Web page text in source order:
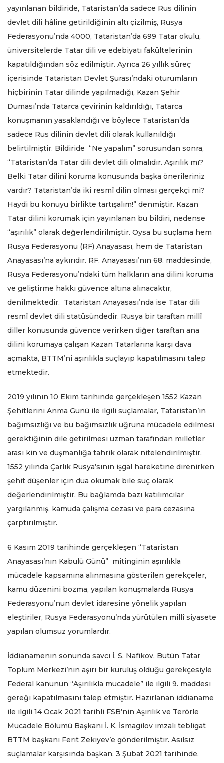
yayınlanan bildiride, Tataristan’da sadece Rus dilinin
devlet dili hâline getirildiğinin altı çizilmiş, Rusya
Federasyonu’nda 4000, Tataristan’da 699 Tatar okulu,
üniversitelerde Tatar dili ve edebiyatı fakültelerinin
kapatıldığından söz edilmiştir. Ayrıca 26 yıllık süreç
içerisinde Tataristan Devlet Şurası’ndaki oturumların
hiçbirinin Tatar dilinde yapılmadığı, Kazan Şehir
Duması’nda Tatarca çevirinin kaldırıldığı, Tatarca
konuşmanın yasaklandığı ve böylece Tataristan’da
sadece Rus dilinin devlet dili olarak kullanıldığı
belirtilmiştir. Bildiride “Ne yapalım” sorusundan sonra,
“Tataristan’da Tatar dili devlet dili olmalıdır. Aşırılık mı?
Belki Tatar dilini koruma konusunda başka önerileriniz
vardır? Tataristan’da iki resmî dilin olması gerçekçi mi?
Haydi bu konuyu birlikte tartışalım!” denmiştir. Kazan
Tatar dilini korumak için yayınlanan bu bildiri, nedense
“aşırılık” olarak değerlendirilmiştir. Oysa bu suçlama hem
Rusya Federasyonu (RF) Anayasası, hem de Tataristan
Anayasası’na aykırıdır. RF. Anayasası’nın 68. maddesinde,
Rusya Federasyonu’ndaki tüm halkların ana dilini koruma
ve geliştirme hakkı güvence altına alınacaktır,
denilmektedir. Tataristan Anayasası’nda ise Tatar dili
resmî devlet dili statüsündedir. Rusya bir taraftan millî
diller konusunda güvence verirken diğer taraftan ana
dilini korumaya çalışan Kazan Tatarlarına karşı dava
açmakta, BTTM’ni aşırılıkla suçlayıp kapatılmasını talep
etmektedir.
2019 yılının 10 Ekim tarihinde gerçekleşen 1552 Kazan
Şehitlerini Anma Günü ile ilgili suçlamalar, Tataristan’ın
bağımsızlığı ve bu bağımsızlık uğruna mücadele edilmesi
gerektiğinin dile getirilmesi uzman tarafından milletler
arası kin ve düşmanlığa tahrik olarak nitelendirilmiştir.
1552 yılında Çarlık Rusya’sının işgal hareketine direnirken
şehit düşenler için dua okumak bile suç olarak
değerlendirilmiştir. Bu bağlamda bazı katılımcılar
yargılanmış, kamuda çalışma cezası ve para cezasına
çarptırılmıştır.
6 Kasım 2019 tarihinde gerçekleşen “Tataristan
Anayasası’nın Kabulü Günü” mitinginin aşırılıkla
mücadele kapsamına alınmasına gösterilen gerekçeler,
kamu düzenini bozma, yapılan konuşmalarda Rusya
Federasyonu’nun devlet idaresine yönelik yapılan
eleştiriler, Rusya Federasyonu’nda yürütülen millî siyasete
yapılan olumsuz yorumlardır.
İddianamenin sonunda savcı İ. S. Nafikov, Bütün Tatar
Toplum Merkezi’nin aşırı bir kuruluş olduğu gerekçesiyle
Federal kanunun “Aşırılıkla mücadele” ile ilgili 9. maddesi
gereği kapatılmasını talep etmiştir. Hazırlanan iddianame
ile ilgili 14 Ocak 2021 tarihli FSB’nin Aşırılık ve Terörle
Mücadele Bölümü Başkanı İ. K. İsmagilov imzalı tebligat
BTTM başkanı Ferit Zekiyev’e gönderilmiştir. Asılsız
suçlamalar karşısında başkan, 3 Şubat 2021 tarihinde,